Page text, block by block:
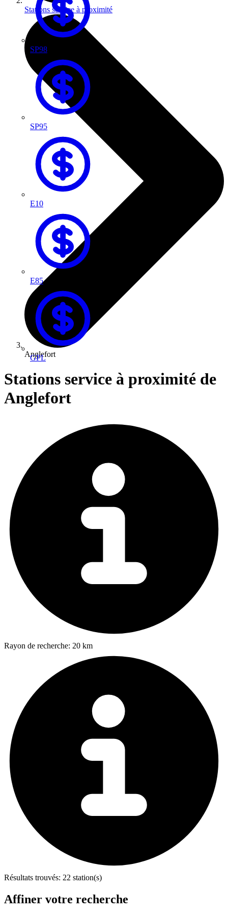
SP98
SP95
E10
E85
GPL
Stations service à proximité
Anglefort
Stations service à proximité de
Anglefort
Rayon de recherche: 20 km
Résultats trouvés: 22 station(s)
Affiner votre recherche